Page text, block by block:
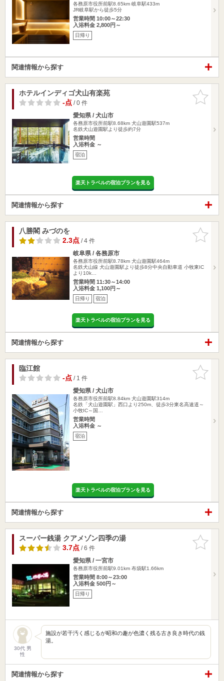
各務原市役所前駅8.65km 岐阜駅433m
JR岐阜駅から徒歩5分
営業時間 10:00～22:30
入浴料金 2,800円～
日帰り
関連情報から探す
お気に入
りに追加
ホテルインディゴ犬山有楽苑
-点/ 0 件
愛知県 / 犬山市
各務原市役所前駅8.68km 犬山遊園駅537m
名鉄犬山遊園駅より徒歩約7分
営業時間
入浴料金 ～
宿泊
楽天トラベルの宿泊プランを見る
関連情報から探す
お気に入
りに追加
八勝閣 みづのを
2.3点/ 4 件
岐阜県 / 各務原市
各務原市役所前駅8.78km 犬山遊園駅464m
名鉄犬山線 犬山遊園駅より徒歩8分中央自動車道 小牧東IC
より10k…
営業時間 11:30～14:00
入浴料金 1,100円～
日帰り 宿泊
楽天トラベルの宿泊プランを見る
関連情報から探す
お気に入
りに追加
臨江館
-点/ 1 件
愛知県 / 犬山市
各務原市役所前駅8.84km 犬山遊園駅314m
名鉄「犬山遊園駅」西口より250m、徒歩3分東名高速道～
小牧IC～国…
営業時間
入浴料金 ～
宿泊
楽天トラベルの宿泊プランを見る
関連情報から探す
お気に入
りに追加
スーパー銭湯 クアメゾン四季の湯
3.7点/ 6 件
愛知県 / 一宮市
各務原市役所前駅9.01km 布袋駅1.66km
営業時間 8:00～23:00
入浴料金 500円～
日帰り
30代 男
性
施設が若干汚く感じるが昭和の趣が色濃く残る古き良き時代の銭
湯。
関連情報から探す